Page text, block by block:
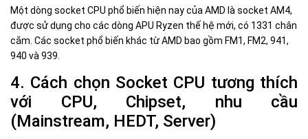
Một dòng socket CPU phổ biến hiện nay của AMD là socket AM4,
được sử dụng cho các dòng APU Ryzen thế hệ mới, có 1331 chân
cắm. Các socket phổ biến khác từ AMD bao gồm FM1, FM2, 941,
940 và 939.
4. Cách chọn Socket CPU tương thích
với CPU, Chipset, nhu cầu
(Mainstream, HEDT, Server)